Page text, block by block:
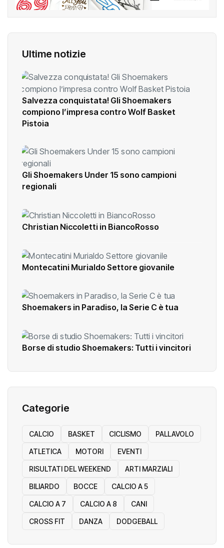
Ultime notizie
Salvezza conquistata! Gli Shoemakers
compiono l’impresa contro Wolf Basket
Pistoia
Gli Shoemakers Under 15 sono campioni
regionali
Christian Niccoletti in BiancoRosso
Montecatini Murialdo Settore giovanile
Shoemakers in Paradiso, la Serie C è tua
Borse di studio Shoemakers: Tutti i vincitori
Categorie
CALCIO BASKET CICLISMO PALLAVOLO
ATLETICA MOTORI EVENTI
RISULTATI DEL WEEKEND ARTI MARZIALI
BILIARDO BOCCE CALCIO A 5
CALCIO A 7 CALCIO A 8 CANI
CROSS FIT DANZA DODGEBALL